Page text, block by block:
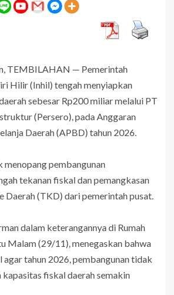
TEMBILAHAN — Pemerintah
Hilir (Inhil) tengah menyiapkan
sebesar Rp200 miliar melalui PT
(Persero), pada Anggaran
Daerah (APBD) tahun 2026.
menopang pembangunan
tekanan fiskal dan pemangkasan
Daerah (TKD) dari pemerintah pusat.
dalam keterangannya di Rumah
Malam (29/11), menegaskan bahwa
agar tahun 2026, pembangunan tidak
kapasitas fiskal daerah semakin